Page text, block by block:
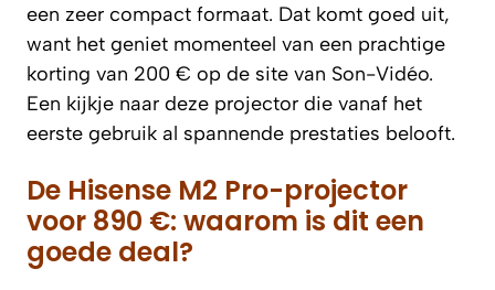
een zeer compact formaat. Dat komt goed uit,
want het geniet momenteel van een prachtige
korting van 200 € op de site van Son-Vidéo.
Een kijkje naar deze projector die vanaf het
eerste gebruik al spannende prestaties belooft.
De Hisense M2 Pro-projector
voor 890 €: waarom is dit een
goede deal?